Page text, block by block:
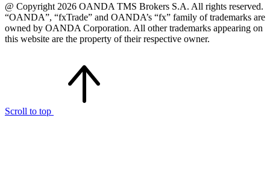
@ Copyright 2026 OANDA TMS Brokers S.A. All rights reserved.
“OANDA”, “fxTrade” and OANDA’s “fx” family of trademarks are
owned by OANDA Corporation. All other trademarks appearing on
this website are the property of their respective owner.
Scroll to top